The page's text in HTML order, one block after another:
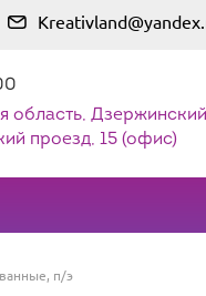
область,
проезд, 15 (офис)
п/э